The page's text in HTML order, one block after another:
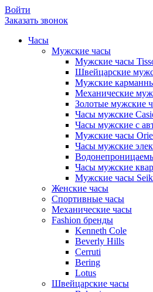
Войти
Заказать звонок
Часы
Мужские часы
Мужские часы
Швейцарские
Мужские
Механические
Золотые мужские
Часы мужские
Часы мужские с
Мужские часы
Часы мужские
Часы мужские
Мужские часы
Женские часы
Спортивные часы
Механические часы
Fashion бренды
Kenneth Cole
Beverly Hills
Cerruti
Bering
Lotus
Швейцарские часы